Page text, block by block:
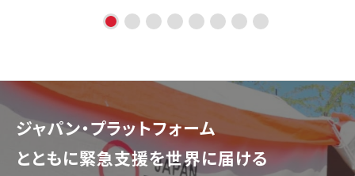
ジャパン・プラットフォーム
とともに緊急支援を世界に届ける